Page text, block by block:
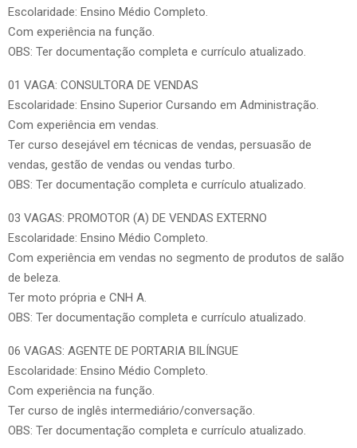
Escolaridade: Ensino Médio Completo.
Com experiência na função.
OBS: Ter documentação completa e currículo atualizado.
01 VAGA: CONSULTORA DE VENDAS
Escolaridade: Ensino Superior Cursando em Administração.
Com experiência em vendas.
Ter curso desejável em técnicas de vendas, persuasão de
vendas, gestão de vendas ou vendas turbo.
OBS: Ter documentação completa e currículo atualizado.
03 VAGAS: PROMOTOR (A) DE VENDAS EXTERNO
Escolaridade: Ensino Médio Completo.
Com experiência em vendas no segmento de produtos de salão
de beleza.
Ter moto própria e CNH A.
OBS: Ter documentação completa e currículo atualizado.
06 VAGAS: AGENTE DE PORTARIA BILÍNGUE
Escolaridade: Ensino Médio Completo.
Com experiência na função.
Ter curso de inglês intermediário/conversação.
OBS: Ter documentação completa e currículo atualizado.